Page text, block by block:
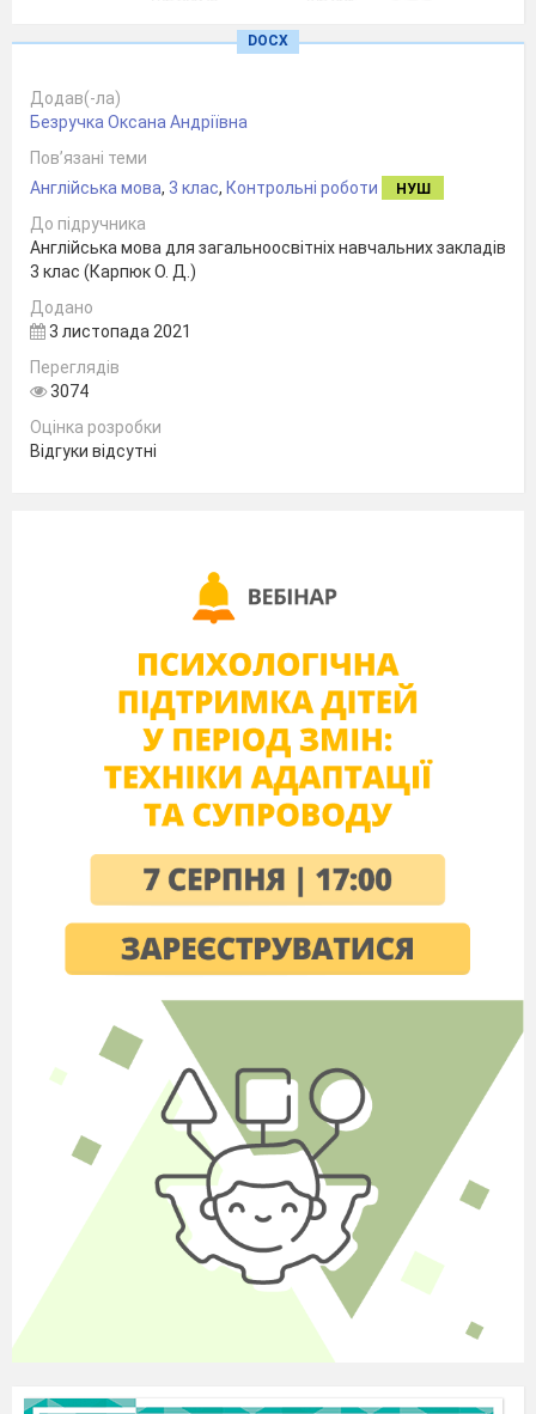
Доповнити речення.
My favourite colour is ______________________
I am good at ______________________________
DOCX
Додав(-ла)
Безручка Оксана Андріївна
Пов’язані теми
Англійська мова, 3 клас, Контрольні роботи НУШ
До підручника
Англійська мова для загальноосвітніх навчальних закладів
3 клас (Карпюк О. Д.)
Додано
3 листопада 2021
Переглядів
3074
Оцінка розробки
Відгуки відсутні